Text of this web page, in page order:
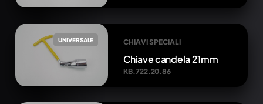
UNIVERSALE CHIAVI SPECIALI
Chiave candela 21mm
KB.722.20.86